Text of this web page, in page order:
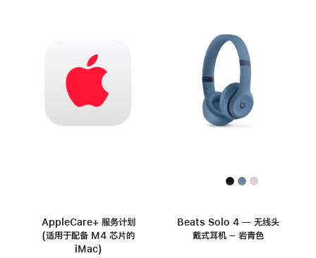
AppleCare+ 服务计划
(适用于配备 M4 芯片的
iMac)
Beats Solo 4 — 无线头
戴式耳机 – 岩青色